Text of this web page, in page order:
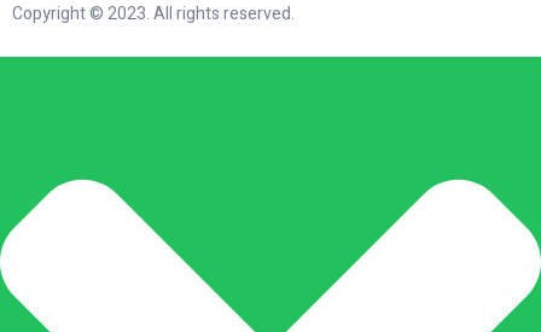
Copyright © 2023. All rights reserved.